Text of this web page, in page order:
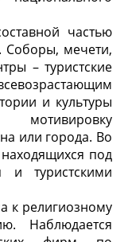
частью
Соборы, мечети,
– туристские
и культуры
мотивировку
или города. Во
под
и туристскими
к религиозному
Наблюдается